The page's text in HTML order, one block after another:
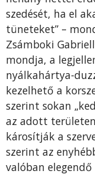
szedését, ha el
tüneteket” –
Zsámboki
mondja, a
nyálkahártya-
kezelhető a
szerint sokan
az adott
károsítják a
szerint az
valóban